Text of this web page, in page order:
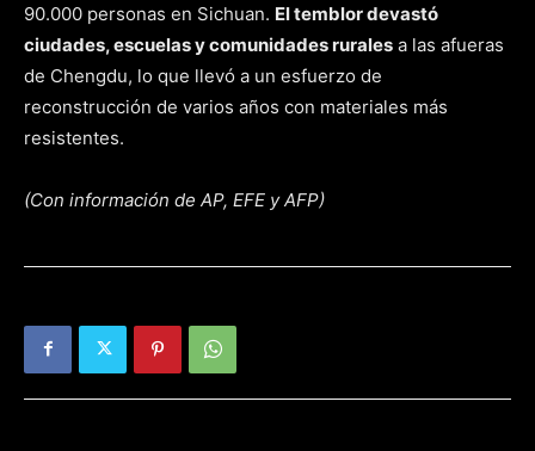
90.000 personas en Sichuan. El temblor devastó
ciudades, escuelas y comunidades rurales a las afueras
de Chengdu, lo que llevó a un esfuerzo de
reconstrucción de varios años con materiales más
resistentes.
(Con información de AP, EFE y AFP)